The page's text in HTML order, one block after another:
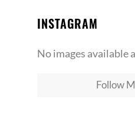
INSTAGRAM
No images available
Follow